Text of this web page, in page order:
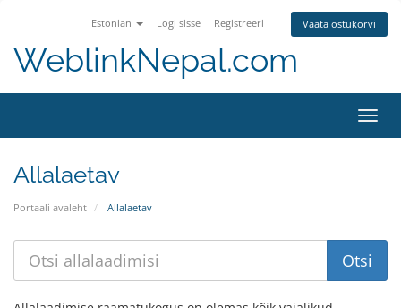
Estonian Logi sisse Registreeri Vaata ostukorvi
WeblinkNepal.com
Allalaetav
Portaali avaleht Allalaetav